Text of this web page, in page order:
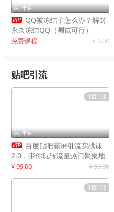
 千启
 QQ被冻结了怎么办？解封
永久冻结QQ（测试可行）
免费课程 ¥ 0.00
贴吧引流
1章1课
 千启
 百度贴吧霸屏引流实战课
2.0，带你玩转流量热门聚集地
¥ 99.00 ¥ 99.00
1章1课